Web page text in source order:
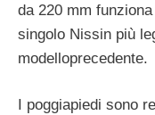
da 220 mm
singolo Nissin più
modelloprecedente.
I poggiapiedi sono